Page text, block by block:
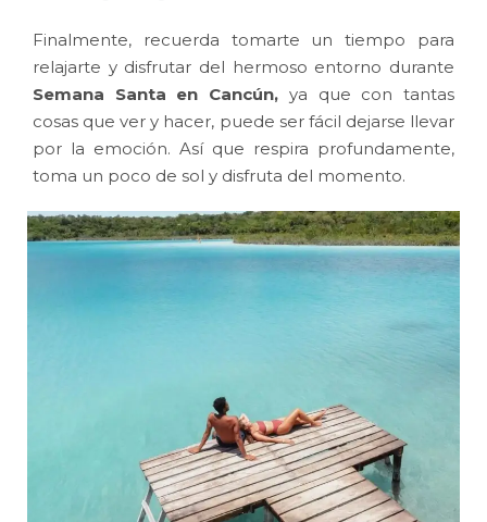
Finalmente, recuerda tomarte un tiempo para
relajarte y disfrutar del hermoso entorno durante
Semana Santa en Cancún, ya que con tantas
cosas que ver y hacer, puede ser fácil dejarse llevar
por la emoción. Así que respira profundamente,
toma un poco de sol y disfruta del momento.